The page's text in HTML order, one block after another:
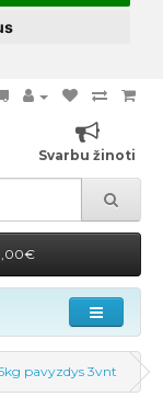
Svarbu žinoti
pavyzdys 3vnt